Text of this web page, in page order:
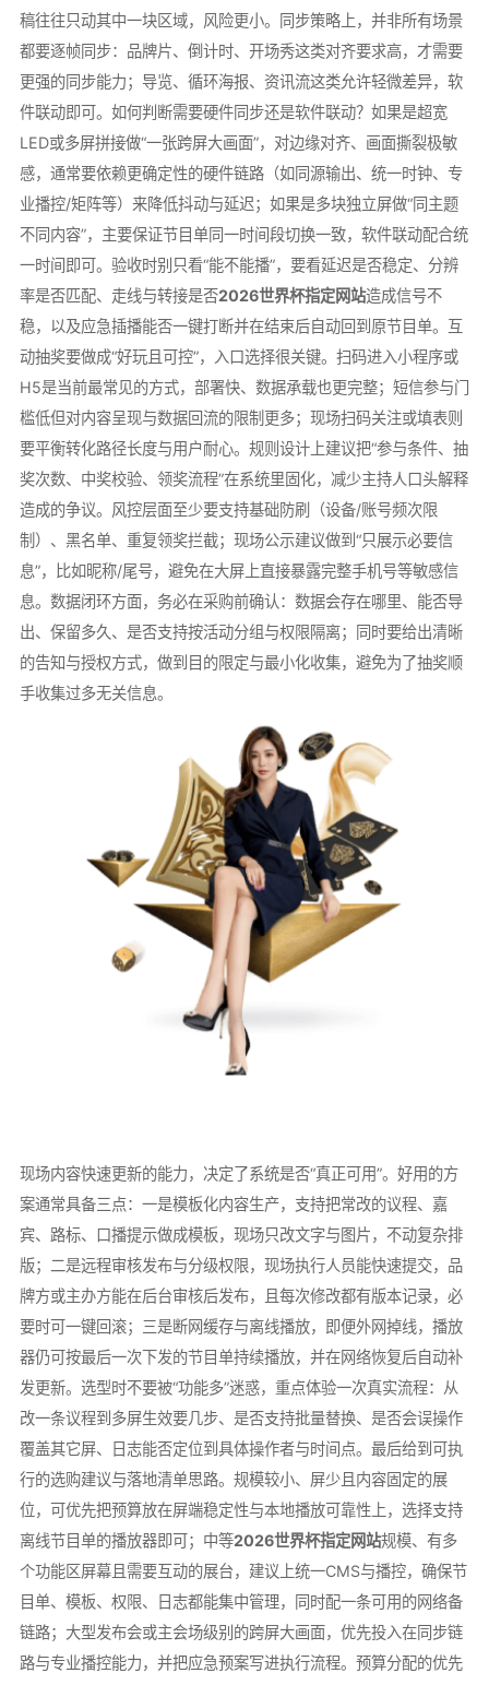
稿往往只动其中一块区域，风险更小。同步策略上，并非所有场景
都要逐帧同步：品牌片、倒计时、开场秀这类对齐要求高，才需要
更强的同步能力；导览、循环海报、资讯流这类允许轻微差异，软
件联动即可。如何判断需要硬件同步还是软件联动？如果是超宽
LED或多屏拼接做“一张跨屏大画面”，对边缘对齐、画面撕裂极敏
感，通常要依赖更确定性的硬件链路（如同源输出、统一时钟、专
业播控/矩阵等）来降低抖动与延迟；如果是多块独立屏做“同主题
不同内容”，主要保证节目单同一时间段切换一致，软件联动配合统
一时间即可。验收时别只看“能不能播”，要看延迟是否稳定、分辨
率是否匹配、走线与转接是否2026世界杯指定网站造成信号不
稳，以及应急插播能否一键打断并在结束后自动回到原节目单。互
动抽奖要做成“好玩且可控”，入口选择很关键。扫码进入小程序或
H5是当前最常见的方式，部署快、数据承载也更完整；短信参与门
槛低但对内容呈现与数据回流的限制更多；现场扫码关注或填表则
要平衡转化路径长度与用户耐心。规则设计上建议把“参与条件、抽
奖次数、中奖校验、领奖流程”在系统里固化，减少主持人口头解释
造成的争议。风控层面至少要支持基础防刷（设备/账号频次限
制）、黑名单、重复领奖拦截；现场公示建议做到“只展示必要信
息”，比如昵称/尾号，避免在大屏上直接暴露完整手机号等敏感信
息。数据闭环方面，务必在采购前确认：数据会存在哪里、能否导
出、保留多久、是否支持按活动分组与权限隔离；同时要给出清晰
的告知与授权方式，做到目的限定与最小化收集，避免为了抽奖顺
手收集过多无关信息。
现场内容快速更新的能力，决定了系统是否“真正可用”。好用的方
案通常具备三点：一是模板化内容生产，支持把常改的议程、嘉
宾、路标、口播提示做成模板，现场只改文字与图片，不动复杂排
版；二是远程审核发布与分级权限，现场执行人员能快速提交，品
牌方或主办方能在后台审核后发布，且每次修改都有版本记录，必
要时可一键回滚；三是断网缓存与离线播放，即便外网掉线，播放
器仍可按最后一次下发的节目单持续播放，并在网络恢复后自动补
发更新。选型时不要被“功能多”迷惑，重点体验一次真实流程：从
改一条议程到多屏生效要几步、是否支持批量替换、是否会误操作
覆盖其它屏、日志能否定位到具体操作者与时间点。最后给到可执
行的选购建议与落地清单思路。规模较小、屏少且内容固定的展
位，可优先把预算放在屏端稳定性与本地播放可靠性上，选择支持
离线节目单的播放器即可；中等2026世界杯指定网站规模、有多
个功能区屏幕且需要互动的展台，建议上统一CMS与播控，确保节
目单、模板、权限、日志都能集中管理，同时配一条可用的网络备
链路；大型发布会或主会场级别的跨屏大画面，优先投入在同步链
路与专业播控能力，并把应急预案写进执行流程。预算分配的优先